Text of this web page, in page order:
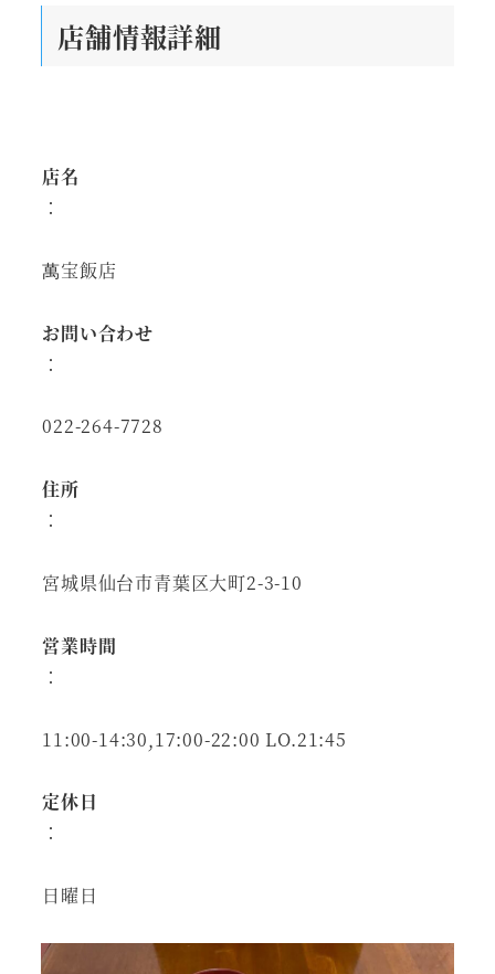
店舗情報詳細
店名
：
萬宝飯店
お問い合わせ
：
022-264-7728
住所
：
宮城県仙台市青葉区大町2-3-10
営業時間
：
11:00-14:30,17:00-22:00 LO.21:45
定休日
：
日曜日